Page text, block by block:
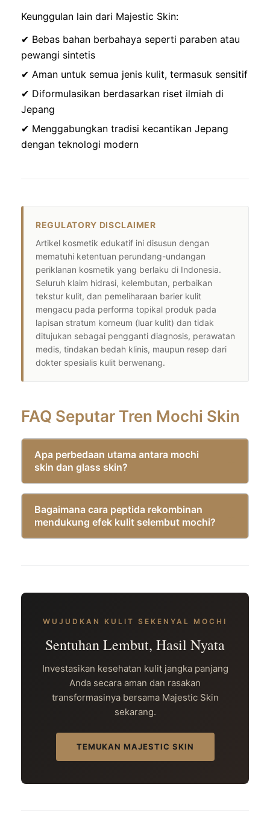
Keunggulan lain dari Majestic Skin:
✔ Bebas bahan berbahaya seperti paraben atau
pewangi sintetis
✔ Aman untuk semua jenis kulit, termasuk sensitif
✔ Diformulasikan berdasarkan riset ilmiah di
Jepang
✔ Menggabungkan tradisi kecantikan Jepang
dengan teknologi modern
REGULATORY DISCLAIMER
Artikel kosmetik edukatif ini disusun dengan
mematuhi ketentuan perundang-undangan
periklanan kosmetik yang berlaku di Indonesia.
Seluruh klaim hidrasi, kelembutan, perbaikan
tekstur kulit, dan pemeliharaan barier kulit
mengacu pada performa topikal produk pada
lapisan stratum korneum (luar kulit) dan tidak
ditujukan sebagai pengganti diagnosis, perawatan
medis, tindakan bedah klinis, maupun resep dari
dokter spesialis kulit berwenang.
FAQ Seputar Tren Mochi Skin
Apa perbedaan utama antara mochi
skin dan glass skin?
Bagaimana cara peptida rekombinan
mendukung efek kulit selembut mochi?
WUJUDKAN KULIT SEKENYAL MOCHI
Sentuhan Lembut, Hasil Nyata
Investasikan kesehatan kulit jangka panjang
Anda secara aman dan rasakan
transformasinya bersama Majestic Skin
sekarang.
TEMUKAN MAJESTIC SKIN